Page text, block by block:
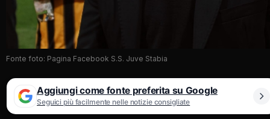
Fonte foto: Pagina Facebook S.S. Juve Stabia
Aggiungi come fonte preferita su Google
Seguici più facilmente nelle notizie consigliate